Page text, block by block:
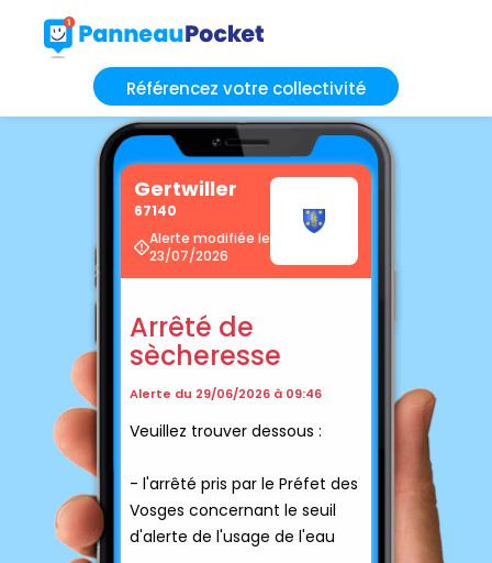
Référencez votre collectivité
Gertwiller
67140
Alerte modifiée le
23/07/2026
Arrêté de
sècheresse
Alerte du 29/06/2026 à 09:46
Veuillez trouver dessous :
- l'arrêté pris par le Préfet des
Vosges concernant le seuil
d'alerte de l'usage de l'eau